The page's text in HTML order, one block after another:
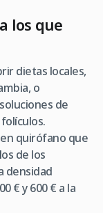
los que
dietas locales,
o
de
quirófano que
de los
densidad
€ y 600 € a la